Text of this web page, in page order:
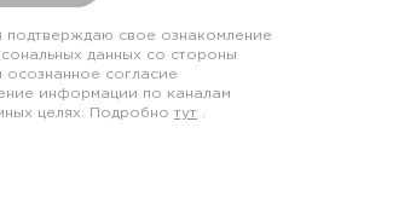
подтверждаю свое ознакомление
данных со стороны
согласие
информации по каналам
целях. Подробно тут